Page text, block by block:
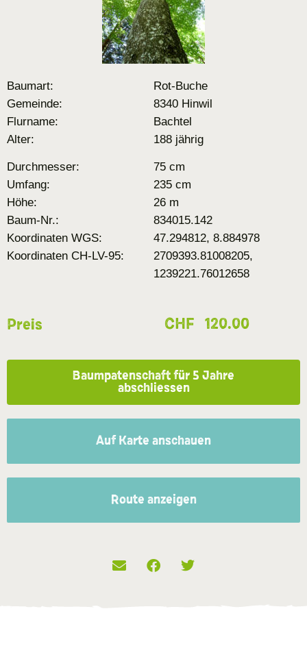
Baumart:
Rot-Buche
Gemeinde:
8340 Hinwil
Flurname:
Bachtel
Alter:
188 jährig
Durchmesser:
75 cm
Umfang:
235 cm
Höhe:
26 m
Baum-Nr.:
834015.142
Koordinaten WGS:
47.294812, 8.884978
Koordinaten CH-LV-95:
2709393.81008205,
1239221.76012658
Preis CHF 120.00
Baumpatenschaft für 5 Jahre
abschliessen
Auf Karte anschauen
Route anzeigen